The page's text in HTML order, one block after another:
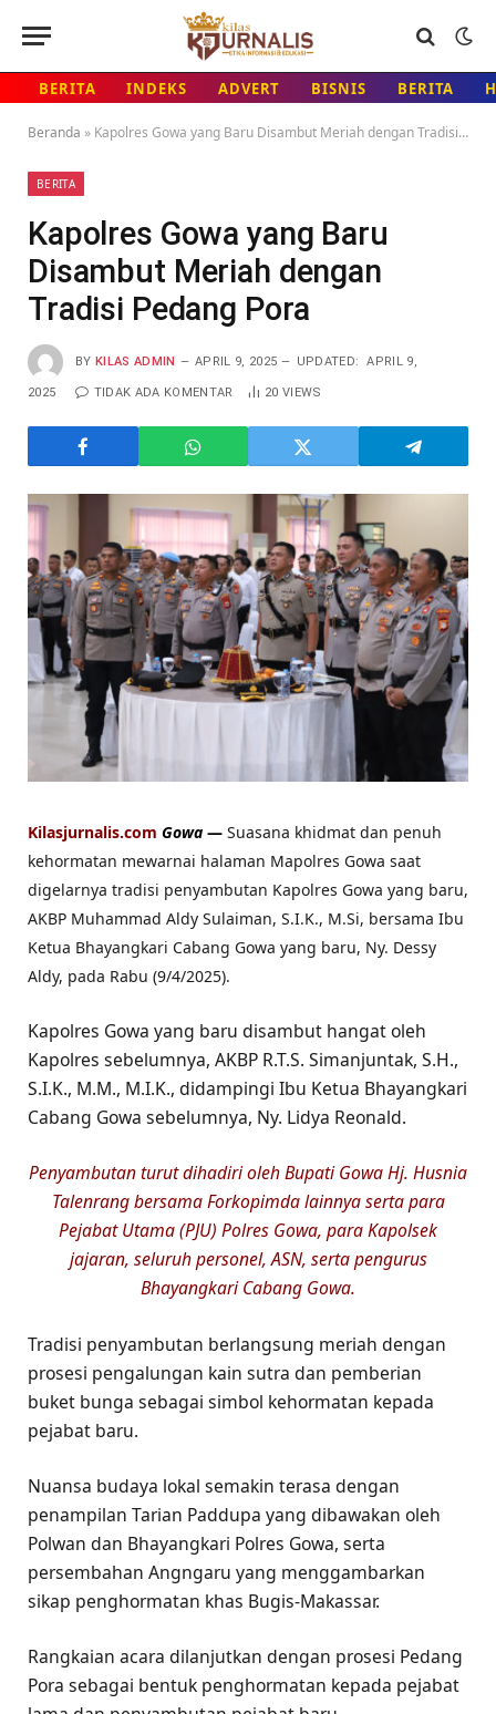
BERITA INDEKS ADVERT BISNIS BERITA
Beranda » Kapolres Gowa yang Baru Disambut Meriah dengan Tradisi Pedang Pora
BERITA
Kapolres Gowa yang Baru
Disambut Meriah dengan
Tradisi Pedang Pora
BY KILAS ADMIN APRIL 9, 2025 UPDATED: APRIL 9,
2025 TIDAK ADA KOMENTAR 20 VIEWS
Kilasjurnalis.com Gowa — Suasana khidmat dan penuh
kehormatan mewarnai halaman Mapolres Gowa saat
digelarnya tradisi penyambutan Kapolres Gowa yang baru,
AKBP Muhammad Aldy Sulaiman, S.I.K., M.Si, bersama Ibu
Ketua Bhayangkari Cabang Gowa yang baru, Ny. Dessy
Aldy, pada Rabu (9/4/2025).
Kapolres Gowa yang baru disambut hangat oleh
Kapolres sebelumnya, AKBP R.T.S. Simanjuntak, S.H.,
S.I.K., M.M., M.I.K., didampingi Ibu Ketua Bhayangkari
Cabang Gowa sebelumnya, Ny. Lidya Reonald.
Penyambutan turut dihadiri oleh Bupati Gowa Hj. Husnia
Talenrang bersama Forkopimda lainnya serta para
Pejabat Utama (PJU) Polres Gowa, para Kapolsek
jajaran, seluruh personel, ASN, serta pengurus
Bhayangkari Cabang Gowa.
Tradisi penyambutan berlangsung meriah dengan
prosesi pengalungan kain sutra dan pemberian
buket bunga sebagai simbol kehormatan kepada
pejabat baru.
Nuansa budaya lokal semakin terasa dengan
penampilan Tarian Paddupa yang dibawakan oleh
Polwan dan Bhayangkari Polres Gowa, serta
persembahan Angngaru yang menggambarkan
sikap penghormatan khas Bugis-Makassar.
Rangkaian acara dilanjutkan dengan prosesi Pedang
Pora sebagai bentuk penghormatan kepada pejabat